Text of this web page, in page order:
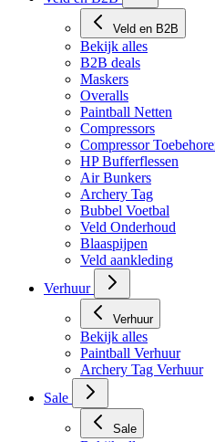
Veld en B2B
Veld en B2B
Bekijk alles
B2B deals
Maskers
Overalls
Paintball Netten
Compressors
Compressor Toebehoren
HP Bufferflessen
Air Bunkers
Archery Tag
Bubbel Voetbal
Veld Onderhoud
Blaaspijpen
Veld aankleding
Verhuur
Bekijk alles
Paintball Verhuur
Archery Tag Verhuur